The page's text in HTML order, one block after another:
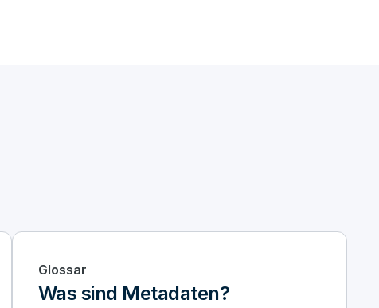
Glossar
Was sind Metadaten?